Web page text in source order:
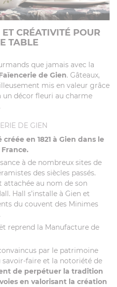
CRÉATIVITÉ POUR
TABLE
que jamais avec la
de Gien. Gâteaux,
mis en valeur grâce
un décor fleuri au charme
DE GIEN
en 1821 à Gien dans le
à de nombreux sites de
des siècles passés.
attachée au nom de son
Hall s’installe à Gien et
du couvent des Minimes
reprend la Manufacture de
par le patrimoine
savoir-faire et la notoriété de
de perpétuer la tradition
en valorisant la création